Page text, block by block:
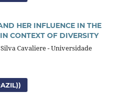
HER INFLUENCE IN THE
CONTEXT OF DIVERSITY
Cavaliere - Universidade